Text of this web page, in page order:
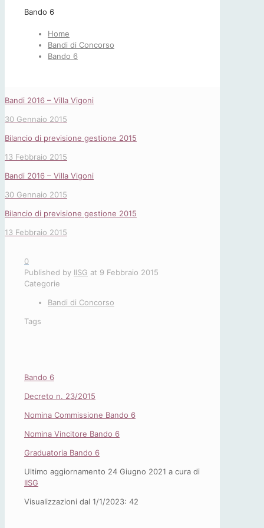
Bando 6
Home
Bandi di Concorso
Bando 6
Bandi 2016 – Villa Vigoni
30 Gennaio 2015
Bilancio di previsione gestione 2015
13 Febbraio 2015
Bandi 2016 – Villa Vigoni
30 Gennaio 2015
Bilancio di previsione gestione 2015
13 Febbraio 2015
0
Published by IISG at 9 Febbraio 2015
Categorie
Bandi di Concorso
Tags
Bando 6
Decreto n. 23/2015
Nomina Commissione Bando 6
Nomina Vincitore Bando 6
Graduatoria Bando 6
Ultimo aggiornamento 24 Giugno 2021 a cura di
IISG
Visualizzazioni dal 1/1/2023: 42